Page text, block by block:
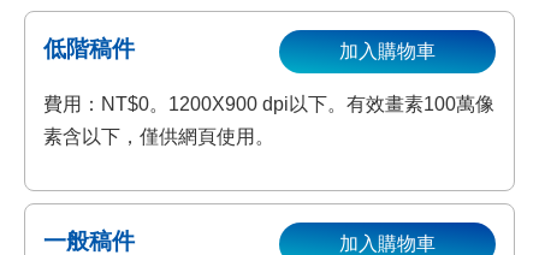
低階稿件
費用：NT$0。1200X900 dpi以下。有效畫素100萬像
素含以下，僅供網頁使用。
加入購物車
一般稿件 加入購物車